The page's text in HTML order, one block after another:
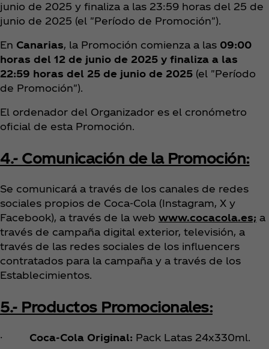
junio de 2025 y finaliza a las 23:59 horas del 25 de
junio de 2025 (el "Período de Promoción").
En Canarias, la Promoción comienza a las 09:00
horas del 12 de junio de 2025 y finaliza a las
22:59 horas del 25 de junio de 2025 (el "Período
de Promoción").
El ordenador del Organizador es el cronómetro
oficial de esta Promoción.
4.- Comunicación de la Promoción:
Se comunicará a través de los canales de redes
sociales propios de Coca‑Cola (Instagram, X y
Facebook), a través de la web www.cocacola.es; a
través de campaña digital exterior, televisión, a
través de las redes sociales de los influencers
contratados para la campaña y a través de los
Establecimientos.
5.- Productos Promocionales:
· Coca‑Cola Original: Pack Latas 24x330ml.